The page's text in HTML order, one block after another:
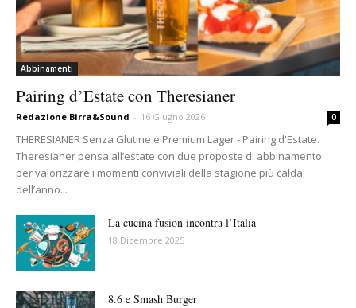
Abbinamenti
Pairing d’Estate con Theresianer
Redazione Birra&Sound - 16 Giugno 2026 0
THERESIANER Senza Glutine e Premium Lager - Pairing d'Estate.
Theresianer pensa all’estate con due proposte di abbinamento
per valorizzare i momenti conviviali della stagione più calda
dell’anno...
La cucina fusion incontra l’Italia
18 Dicembre 2025
8.6 e Smash Burger